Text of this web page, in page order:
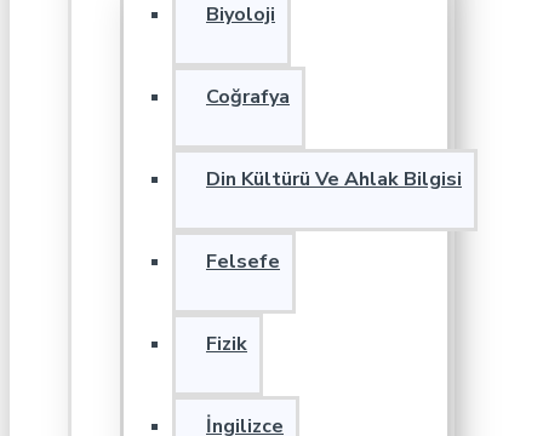
Biyoloji
Coğrafya
Din Kültürü Ve Ahlak Bilgisi
Felsefe
Fizik
İngilizce